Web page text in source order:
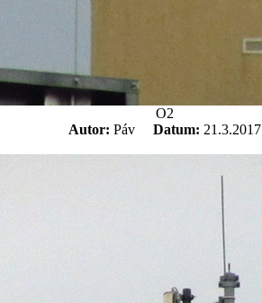
O2
Autor: Páv Datum: 21.3.2017